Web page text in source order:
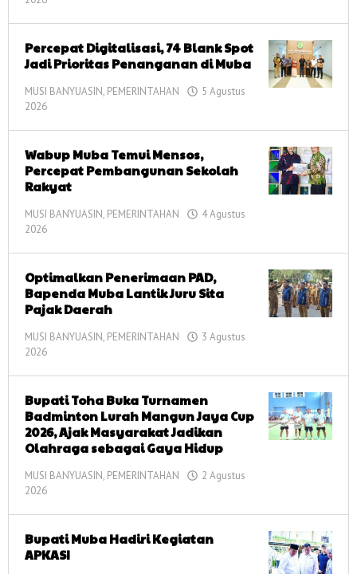
Percepat Digitalisasi, 74 Blank Spot
Jadi Prioritas Penanganan di Muba
MUSI BANYUASIN, PEMERINTAHAN
5 Agustus
2026
Wabup Muba Temui Mensos,
Percepat Pembangunan Sekolah
Rakyat
MUSI BANYUASIN, PEMERINTAHAN
4 Agustus
2026
Optimalkan Penerimaan PAD,
Bapenda Muba Lantik Juru Sita
Pajak Daerah
MUSI BANYUASIN, PEMERINTAHAN
3 Agustus
2026
Bupati Toha Buka Turnamen
Badminton Lurah Mangun Jaya Cup
2026, Ajak Masyarakat Jadikan
Olahraga sebagai Gaya Hidup
MUSI BANYUASIN, PEMERINTAHAN
2 Agustus
2026
Bupati Muba Hadiri Kegiatan
APKASI